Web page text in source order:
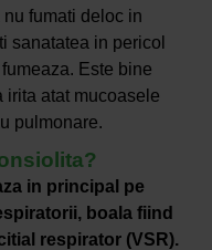
fumati deloc in
sanatatea in pericol
Este bine
irita atat mucoasele
pulmonare.
in principal pe
boala fiind
respirator (VSR).